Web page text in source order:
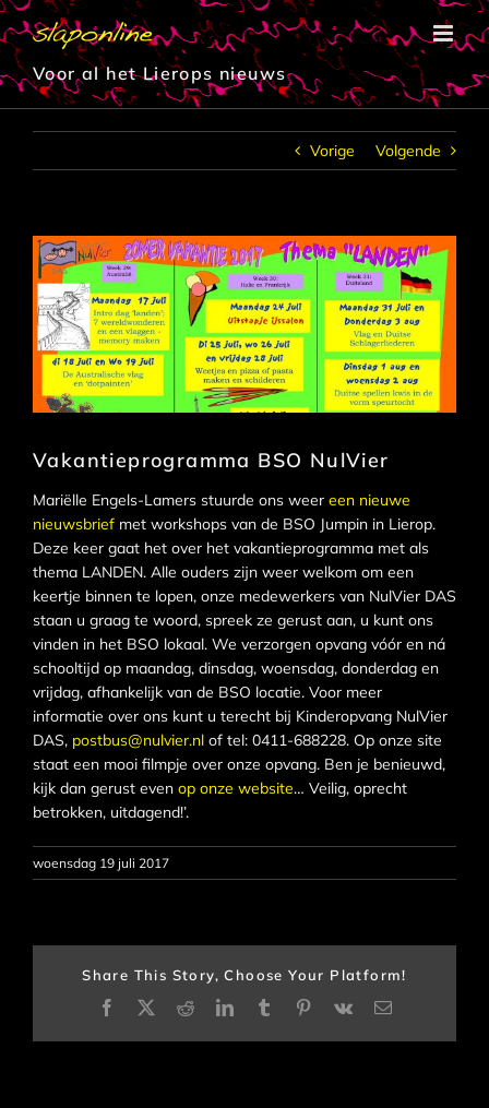
Ga
naar
inhoud
Voor al het Lierops nieuws
Vorige Volgende
Vakantieprogramma BSO NulVier
Mariëlle Engels-Lamers stuurde ons weer een nieuwe
nieuwsbrief met workshops van de BSO Jumpin in Lierop.
Deze keer gaat het over het vakantieprogramma met als
thema LANDEN. Alle ouders zijn weer welkom om een
keertje binnen te lopen, onze medewerkers van NulVier DAS
staan u graag te woord, spreek ze gerust aan, u kunt ons
vinden in het BSO lokaal. We verzorgen opvang vóór en ná
schooltijd op maandag, dinsdag, woensdag, donderdag en
vrijdag, afhankelijk van de BSO locatie. Voor meer
informatie over ons kunt u terecht bij Kinderopvang NulVier
DAS, postbus@nulvier.nl of tel: 0411-688228. Op onze site
staat een mooi filmpje over onze opvang. Ben je benieuwd,
kijk dan gerust even op onze website… Veilig, oprecht
betrokken, uitdagend!’.
woensdag 19 juli 2017
Share This Story, Choose Your Platform!
Facebook
X RedditLinkedInTumblrPinterest
Vk
E-